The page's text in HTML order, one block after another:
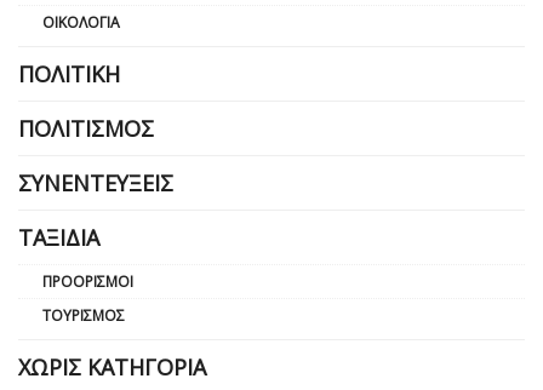
ΟΙΚΟΛΟΓΊΑ
ΠΟΛΙΤΙΚΉ
ΠΟΛΙΤΙΣΜΌΣ
ΣΥΝΕΝΤΕΎΞΕΙΣ
ΤΑΞΊΔΙΑ
ΠΡΟΟΡΙΣΜΟΊ
ΤΟΥΡΙΣΜΌΣ
ΧΩΡΊΣ ΚΑΤΗΓΟΡΊΑ